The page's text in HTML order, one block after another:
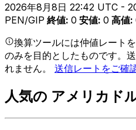
2026年8月8日 22:42 UTC -
PEN/GIP 終値: 0 安値: 0 高値:
換算ツールには仲値レート
のみを目的としたものです。
れません。 送信レートをご確
人気の アメリカド